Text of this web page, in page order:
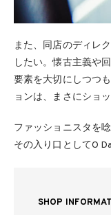
また、同店のディレ
したい。懐古主義や
要素を大切にしつつ
ョンは、まさにショ
ファッショニスタを
その入り口としてO
SHOP